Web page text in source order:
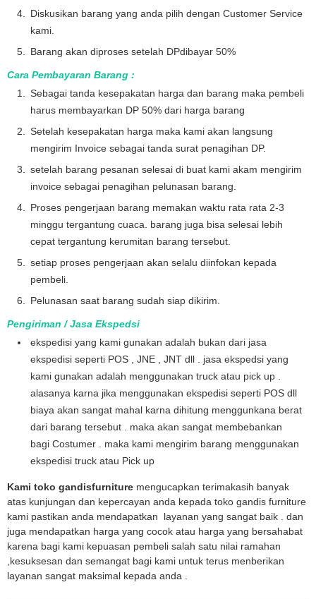
Diskusikan barang yang anda pilih dengan Customer Service
kami.
Barang akan diproses setelah DPdibayar 50%
Cara Pembayaran Barang :
Sebagai tanda kesepakatan harga dan barang maka pembeli
harus membayarkan DP 50% dari harga barang
Setelah kesepakatan harga maka kami akan langsung
mengirim Invoice sebagai tanda surat penagihan DP.
setelah barang pesanan selesai di buat kami akam mengirim
invoice sebagai penagihan pelunasan barang.
Proses pengerjaan barang memakan waktu rata rata 2-3
minggu tergantung cuaca. barang juga bisa selesai lebih
cepat tergantung kerumitan barang tersebut.
setiap proses pengerjaan akan selalu diinfokan kepada
pembeli.
Pelunasan saat barang sudah siap dikirim.
Pengiriman / Jasa Ekspedsi
ekspedisi yang kami gunakan adalah bukan dari jasa
ekspedisi seperti POS , JNE , JNT dll . jasa ekspedsi yang
kami gunakan adalah menggunakan truck atau pick up .
alasanya karna jika menggunakan ekspedisi seperti POS dll
biaya akan sangat mahal karna dihitung menggunkana berat
dari barang tersebut . maka akan sangat membebankan
bagi Costumer . maka kami mengirim barang menggunakan
ekspedisi truck atau Pick up
Kami toko gandisfurniture mengucapkan terimakasih banyak
atas kunjungan dan kepercayan anda kepada toko gandis furniture
kami pastikan anda mendapatkan layanan yang sangat baik . dan
juga mendapatkan harga yang cocok atau harga yang bersahabat
karena bagi kami kepuasan pembeli salah satu nilai ramahan
,kesuksesan dan semangat bagi kami untuk terus menberikan
layanan sangat maksimal kepada anda .